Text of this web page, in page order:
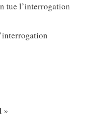
tue l’interrogation
»